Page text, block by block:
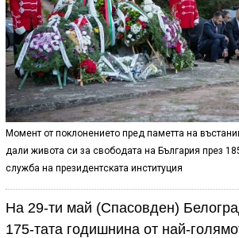
Момент от поклонението пред паметта на
дали живота си за свободата на България през
служба на президентската институция
На 29-ти май (Спасовден)
175-тата годишнина от най-